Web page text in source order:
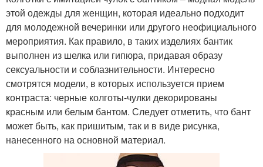
этой одежды для женщин, которая идеально подходит
для молодежной вечеринки или другого неофициального
мероприятия. Как правило, в таких изделиях бантик
выполнен из шелка или гипюра, придавая образу
сексуальности и соблазнительности. Интересно
смотрятся модели, в которых используется прием
контраста: черные колготы-чулки декорированы
красным или белым бантом. Следует отметить, что бант
может быть, как пришитым, так и в виде рисунка,
нанесенного на основной материал.